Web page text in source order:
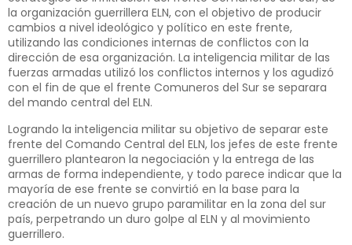
la organización guerrillera ELN, con el objetivo de producir
cambios a nivel ideológico y político en este frente,
utilizando las condiciones internas de conflictos con la
dirección de esa organización. La inteligencia militar de las
fuerzas armadas utilizó los conflictos internos y los agudizó
con el fin de que el frente Comuneros del Sur se separara
del mando central del ELN.
Logrando la inteligencia militar su objetivo de separar este
frente del Comando Central del ELN, los jefes de este frente
guerrillero plantearon la negociación y la entrega de las
armas de forma independiente, y todo parece indicar que la
mayoría de ese frente se convirtió en la base para la
creación de un nuevo grupo paramilitar en la zona del sur
país, perpetrando un duro golpe al ELN y al movimiento
guerrillero.